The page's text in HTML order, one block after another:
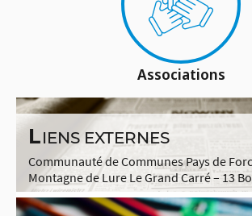
Associations
LIENS EXTERNES
Communauté de Communes Pays de
Montagne de Lure Le Grand Carré – 13
Martyrs – BP 41 04301 FORCALQUIER
04.92.75.33.21 Fax : 04.92.75.27.50